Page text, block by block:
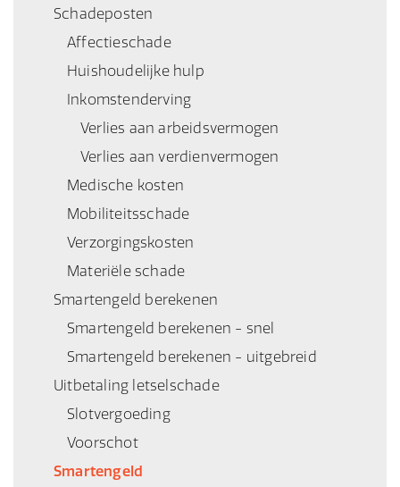
Schadeposten
Affectieschade
Huishoudelijke hulp
Inkomstenderving
Verlies aan arbeidsvermogen
Verlies aan verdienvermogen
Medische kosten
Mobiliteitsschade
Verzorgingskosten
Materiële schade
Smartengeld berekenen
Smartengeld berekenen - snel
Smartengeld berekenen - uitgebreid
Uitbetaling letselschade
Slotvergoeding
Voorschot
Smartengeld